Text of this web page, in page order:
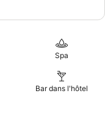
Spa
Bar dans l'hôtel